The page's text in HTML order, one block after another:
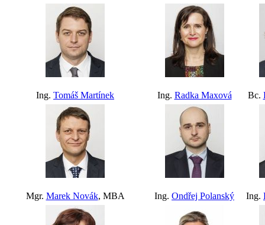
Ing. Tomáš Martínek Ing. Radka Maxová Bc.
Mgr. Marek Novák, MBA Ing. Ondřej Polanský Ing.